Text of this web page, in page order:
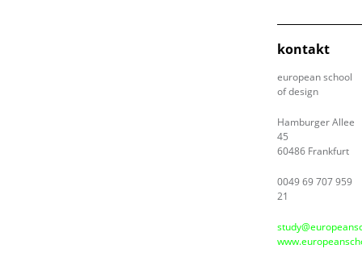
kontakt
european school
of design
Hamburger Allee
45
60486 Frankfurt
0049 69 707 959
21